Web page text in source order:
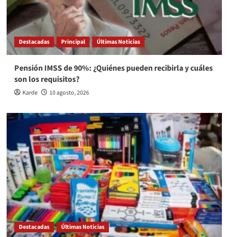
Destacadas Principal Últimas Noticias
Pensión IMSS de 90%: ¿Quiénes pueden recibirla y cuáles
son los requisitos?
Karde 10 agosto, 2026
Destacadas Últimas Noticias